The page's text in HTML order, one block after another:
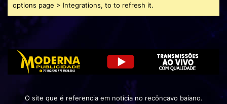
options page > Integrations, to to refresh it.
O site que é referencia em notícia no recôncavo baiano.